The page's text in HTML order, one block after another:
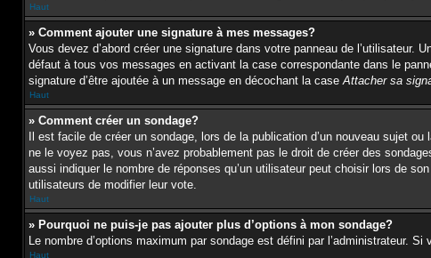
Haut
» Comment ajouter une signature à mes messages?
Vous devez d’abord créer une signature dans votre panneau de l’utilisateur.
défaut à tous vos messages en activant la case correspondante dans le
signature d’être ajoutée à un message en décochant la caseAttacher sa
Haut
» Comment créer un sondage?
Il est facile de créer un sondage, lors de la publication d’un nouveau sujet
ne le voyez pas, vous n’avez probablement pas le droit de créer des
aussi indiquer le nombre de réponses qu’un utilisateur peut choisir lors de
utilisateurs de modifier leur vote.
Haut
» Pourquoi ne puis-je pas ajouter plus d’options à mon sondage?
Le nombre d’options maximum par sondage est défini par l’administrateur.
Haut